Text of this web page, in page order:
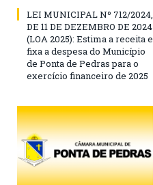
LEI MUNICIPAL Nº 712/2024,
DE 11 DE DEZEMBRO DE 2024
(LOA 2025): Estima a receita e
fixa a despesa do Município
de Ponta de Pedras para o
exercício financeiro de 2025